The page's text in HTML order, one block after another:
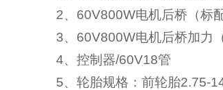
2、 60V800W电机后桥（标
3、 60V800W电机后桥加力
4、 控制器/60V18管
5、 轮胎规格：前轮胎2.75-